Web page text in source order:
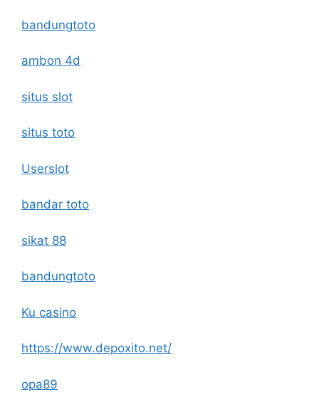
bandungtoto
ambon 4d
situs slot
situs toto
Userslot
bandar toto
sikat 88
bandungtoto
Ku casino
https://www.depoxito.net/
opa89